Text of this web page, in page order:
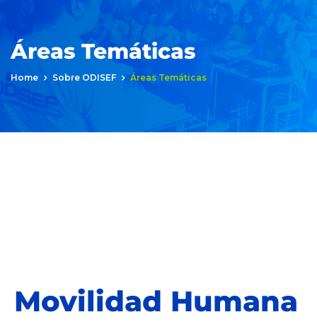
Áreas Temáticas
Home Sobre ODISEF Áreas Temáticas
Movilidad Humana